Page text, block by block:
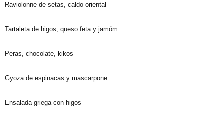
Raviolonne de setas, caldo oriental
Tartaleta de higos, queso feta y jamóm
Peras, chocolate, kikos
Gyoza de espinacas y mascarpone
Ensalada griega con higos